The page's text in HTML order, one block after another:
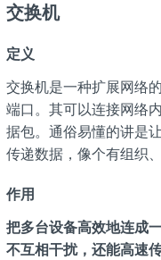
交换机
定义
交换机是一种扩展网络
端口。其可以连接网络
据包。通俗易懂的讲是
传递数据，像个有组织
作用
把多台设备高效地连成
不互相干扰，还能高速传